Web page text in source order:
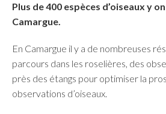
Plus de 400 espèces d’oiseaux y
Camargue.
En Camargue il y a de nombreuses
parcours dans les roselières, des
près des étangs pour optimiser la
observations d’oiseaux.